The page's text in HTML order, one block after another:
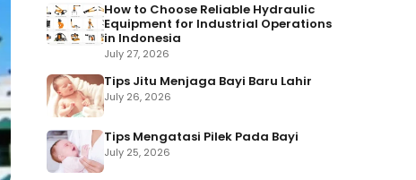
How to Choose Reliable Hydraulic
Equipment for Industrial Operations
in Indonesia
July 27, 2026
Tips Jitu Menjaga Bayi Baru Lahir
July 26, 2026
Tips Mengatasi Pilek Pada Bayi
July 25, 2026